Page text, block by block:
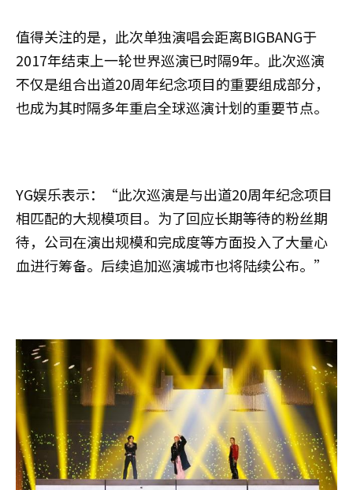
值得关注的是，此次单独演唱会距离BIGBANG于
2017年结束上一轮世界巡演已时隔9年。此次巡演
不仅是组合出道20周年纪念项目的重要组成部分，
也成为其时隔多年重启全球巡演计划的重要节点。
YG娱乐表示：“此次巡演是与出道20周年纪念项目
相匹配的大规模项目。为了回应长期等待的粉丝期
待，公司在演出规模和完成度等方面投入了大量心
血进行筹备。后续追加巡演城市也将陆续公布。”